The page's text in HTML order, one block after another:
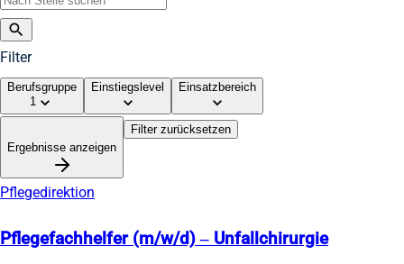
Filter
Berufsgruppe
1
Einstiegslevel Einsatzbereich
Ergebnisse anzeigen
Filter zurücksetzen
Pflegedirektion
Pflegefachhelfer (m/w/d) – Unfallchirurgie